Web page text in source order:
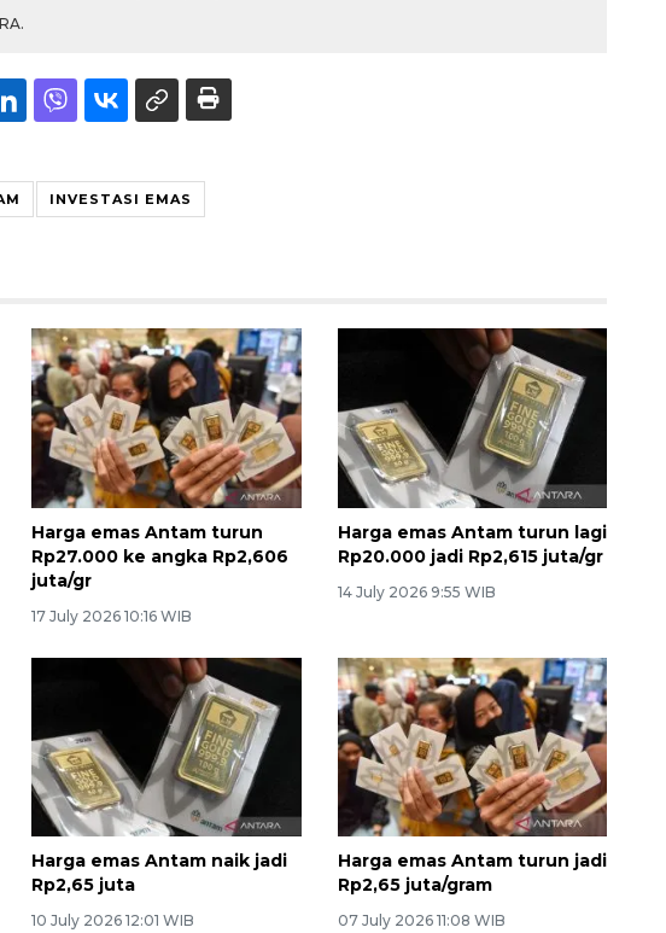
INVESTASI EMAS
Harga emas Antam turun
Rp27.000 ke angka Rp2,606
juta/gr
17 July 2026 10:16 WIB
Harga emas Antam turun lagi
Rp20.000 jadi Rp2,615 juta/gr
14 July 2026 9:55 WIB
Harga emas Antam naik jadi
Rp2,65 juta
10 July 2026 12:01 WIB
Harga emas Antam turun jadi
Rp2,65 juta/gram
07 July 2026 11:08 WIB